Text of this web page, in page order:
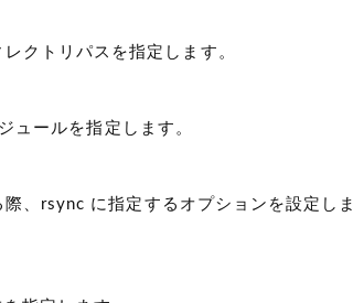
クトリパスを指定します。
ュールを指定します。
、rsync に指定するオプションを設定しま